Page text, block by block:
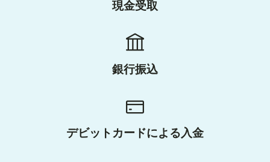
現金受取
銀行振込
デビットカードによる入金